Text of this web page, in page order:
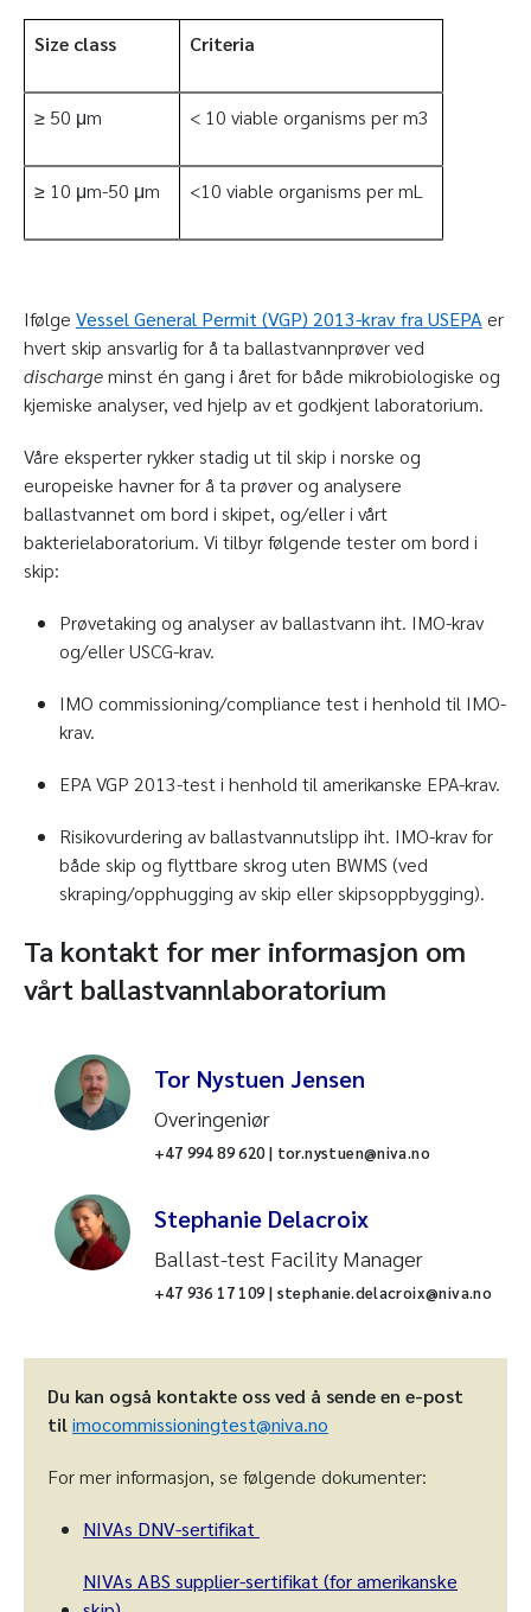
Size class Criteria
≥ 50 μm < 10 viable organisms per m3
≥ 10 μm-50 μm <10 viable organisms per mL
Ifølge Vessel General Permit (VGP) 2013-krav fra USEPA er
hvert skip ansvarlig for å ta ballastvannprøver ved
dischargeminst én gang i året for både mikrobiologiske og
kjemiske analyser, ved hjelp av et godkjent laboratorium.
Våre eksperter rykker stadig ut til skip i norske og
europeiske havner for å ta prøver og analysere
ballastvannet om bord i skipet, og/eller i vårt
bakterielaboratorium. Vi tilbyr følgende tester om bord i
skip:
Prøvetaking og analyser av ballastvann iht. IMO-krav
og/eller USCG-krav.
IMO commissioning/compliance test i henhold til IMO-
krav.
EPA VGP 2013-test i henhold til amerikanske EPA-krav.
Risikovurdering av ballastvannutslipp iht. IMO-krav for
både skip og flyttbare skrog uten BWMS (ved
skraping/opphugging av skip eller skipsoppbygging).
Ta kontakt for mer informasjon om
vårt ballastvannlaboratorium
Tor Nystuen Jensen
Overingeniør
+47 994 89 620 | tor.nystuen@niva.no
Stephanie Delacroix
Ballast-test Facility Manager
+47 936 17 109 | stephanie.delacroix@niva.no
Du kan også kontakte oss ved å sende en e-post
tilimocommissioningtest@niva.no
For mer informasjon, se følgende dokumenter:
NIVAs DNV-sertifikat
NIVAs ABS supplier-sertifikat (for amerikanske